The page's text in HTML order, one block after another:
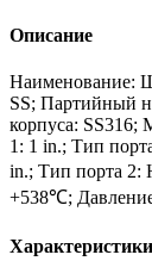
Описание
Наименование:
SS; Партийный
корпуса: SS316;
1: 1 in.; Тип
in.; Тип порта 2:
+538℃;
Характеристики